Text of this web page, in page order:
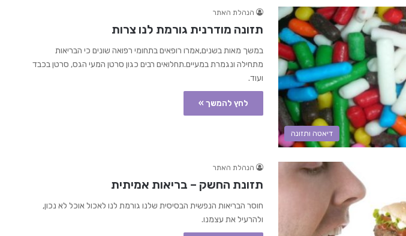
דיאטה ותזונה
הנהלת האתר
תזונה מודרנית גורמת לנו צרות
במשך מאות בשנים,אמרו רופאים בתחומי רפואה שונים כי הבריאות
מתחילה ונגמרת במעיים.תחלואים רבים כגון סרטן המעי הגס, סרטן בכבד
ועוד.
לחץ להמשך »
הנהלת האתר
תזונת החשק – בריאות אמיתית
חוסר הבריאות הנפשית הבסיסית שלנו גורמת לנו לאכול אוכל לא נכון,
ולהרעיל את עצמנו.